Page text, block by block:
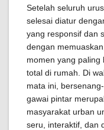
Setelah seluruh
selesai diatur
yang responsif dan
dengan
momen yang paling
total di rumah. Di
mata ini,
gawai pintar
masyarakat urban
seru, interaktif, dan